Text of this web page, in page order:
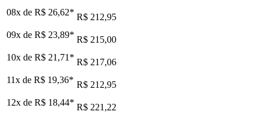
08x de R$ 26,62* R$ 212,95
09x de R$ 23,89* R$ 215,00
10x de R$ 21,71 * R$ 217,06
11x de R$ 19,36* R$ 212,95
12x de R$ 18,44* R$ 221,22